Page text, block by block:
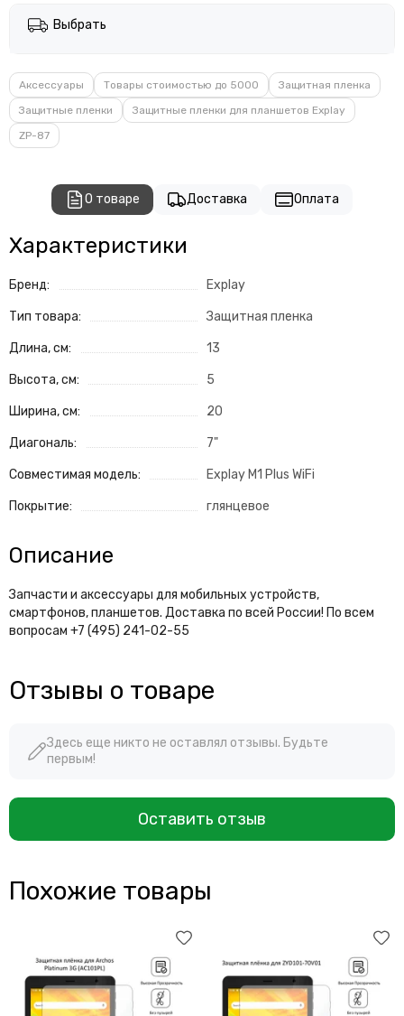
Выбрать
Аксессуары Товары стоимостью до 5000
Защитная пленка
Защитные пленки
Защитные пленки для планшетов Explay
ZP-87
О товаре Доставка Оплата
Характеристики
Бренд: Explay
Тип товара: Защитная пленка
Длина, см: 13
Высота, см: 5
Ширина, см: 20
Диагональ: 7"
Совместимая модель: Explay M1 Plus WiFi
Покрытие: глянцевое
Описание
Запчасти и аксессуары для мобильных устройств,
смартфонов, планшетов. Доставка по всей России! По всем
вопросам +7 (495) 241-02-55
Отзывы о товаре
Здесь еще никто не оставлял отзывы. Будьте
первым!
Оставить отзыв
Похожие товары